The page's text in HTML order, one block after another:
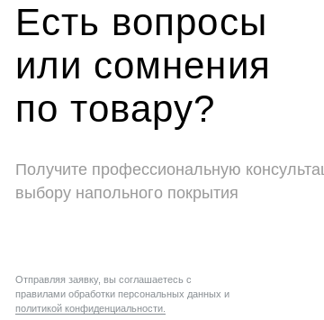
Есть вопросы
или сомнения
по товару?
Получите профессиональную
выбору напольного покрытия
Отправляя заявку, вы соглашаетесь с
правилами обработки персональных данных и
политикой конфиденциальности.